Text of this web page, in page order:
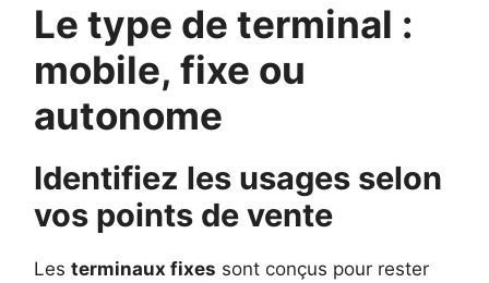
Le type de terminal :
mobile, fixe ou
autonome
Identifiez les usages selon
vos points de vente
Les terminaux fixes sont conçus pour rester